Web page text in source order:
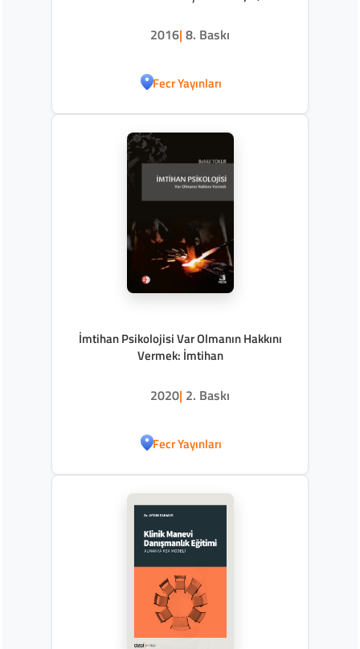
2016| 8. Baskı
Fecr Yayınları
İmtihan Psikolojisi Var Olmanın Hakkını
Vermek: İmtihan
2020| 2. Baskı
Fecr Yayınları